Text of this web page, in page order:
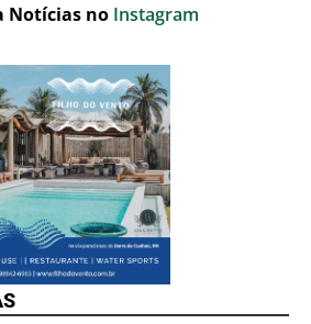
Notícias no Instagram